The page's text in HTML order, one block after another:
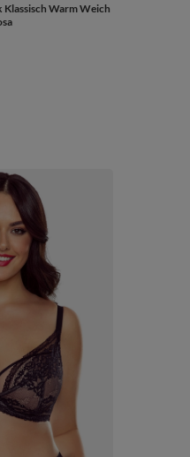
Klassisch Warm Weich